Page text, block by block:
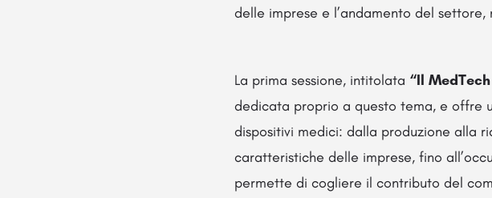
delle imprese e l’andamento del
La prima sessione, intitolata “Il
dedicata proprio a questo tema, e offre
dispositivi medici: dalla produzione alla
caratteristiche delle imprese, fino
permette di cogliere il contributo del